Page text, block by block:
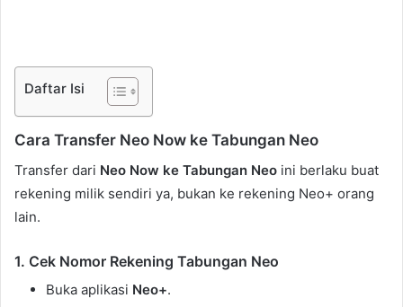
Daftar Isi
Cara Transfer Neo Now ke Tabungan Neo
Transfer dari Neo Now ke Tabungan Neo ini berlaku buat
rekening milik sendiri ya, bukan ke rekening Neo+ orang
lain.
1. Cek Nomor Rekening Tabungan Neo
Buka aplikasi Neo+.